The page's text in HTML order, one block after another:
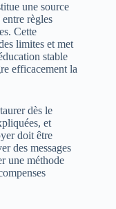
une source
règles
Cette
limites et met
stable
efficacement la
dès le
et
doit être
des messages
une méthode